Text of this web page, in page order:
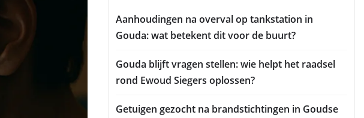
Aanhoudingen na overval op tankstation in
Gouda: wat betekent dit voor de buurt?
Gouda blijft vragen stellen: wie helpt het raadsel
rond Ewoud Siegers oplossen?
Getuigen gezocht na brandstichtingen in Goudse